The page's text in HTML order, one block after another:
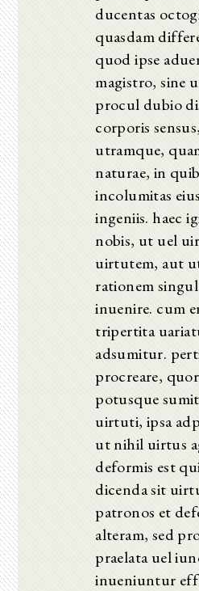
ducentas
quasdam
quod ipse
magistro, sine
procul dubio
corporis
utramque,
naturae, in
incolumitas
ingeniis. haec
nobis, ut uel
uirtutem, aut
rationem
inuenire. cum
tripertita
adsumitur.
procreare,
potusque
uirtuti, ipsa
ut nihil uirtus
deformis est
dicenda sit
patronos et
alteram, sed
praelata uel
inueniuntur